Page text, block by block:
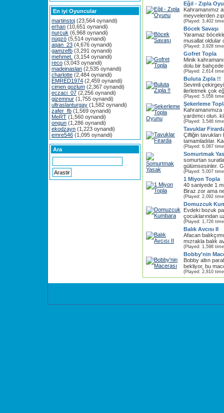
En iyi Oyuncular
martinstoj (23,564 oynandi)
erhan (10,651 oynandi)
nurcuk (6,968 oynandi)
nügzö (5,514 oynandi)
aqan_23 (4,676 oynandi)
gamzefb (3,291 oynandi)
mehmet. (3,154 oynandi)
reco (3,043 oynandi)
madeinaslan (2,535 oynandi)
charlotte (2,484 oynandi)
EMRED1974 (2,459 oynandi)
cimen gozlum (2,367 oynandi)
eczaci_07 (2,256 oynandi)
gizemnur (1,755 oynandi)
ultraslanturgay (1,582 oynandi)
zafer_fb (1,569 oynandi)
MeRT (1,560 oynandi)
ongun (1,286 oynandi)
ekodzayn (1,223 oynandi)
emre546 (1,095 oynandi)
Ara
Eğil - Zıpla
Kahramanımız
meyvelerden
(Played: 3,402
Böcek Savaşı
Yaramaz
musallat oldular
(Played: 3,928
Gofret Topla
Minik
dolu bir
(Played: 2,614
Buluta Zıpla !!
Sevimli
ilerletmek çok
(Played: 5,058
Şekerleme
yardımcı olun.
(Played: 3,546
Tavuklar
Çifliğin tavukları
tamamladılar.
(Played: 6,087
Somurtmak
somurtan
gülümsesinler.
(Played: 5,007
1 Miyon Topla
40 saniyede 1
Biraz zor ama
(Played: 2,092
Domuzcuk
Evdeki bozuk
çocuklarından
(Played: 1,726
Balık Avcısı II
Afacan
mızrakla balık
(Played: 1,598
Bobby'nin
Bobby altın
bekliyor, bu
(Played: 2,810